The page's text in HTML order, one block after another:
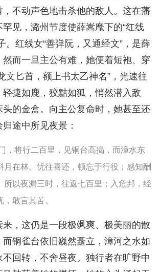
，不动声色地击杀他的敌人。这在藩
见，潞州节度使薛嵩麾下的“红线
。红线女“善弹阮，又通经文”，是薛
而一旦主公有难，她便着短袍、穿
文匕首，额上书太乙神名”，光速往
捷如鹿，狡黠如狐，悄然潜入敌
的金盒。向主公复命时，她甚至还
途中所见夜景：
，将行二百里，见铜台高揭，而漳水东
月在林。忧往喜还，顿忘于行役；感知酬
所以夜漏三时，往返七百里；入危邦，经
敢言其苦。
来，这仍是一段极飒爽、极美丽的散
铜雀台依旧巍然矗立，漳河之水如
回转，不舍昼夜。独行者在旷野中